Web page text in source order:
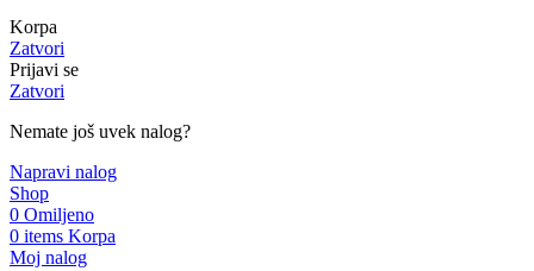
Korpa
Zatvori
Prijavi se
Zatvori
Nemate još uvek nalog?
Napravi nalog
Shop
0 Omiljeno
0 items Korpa
Moj nalog